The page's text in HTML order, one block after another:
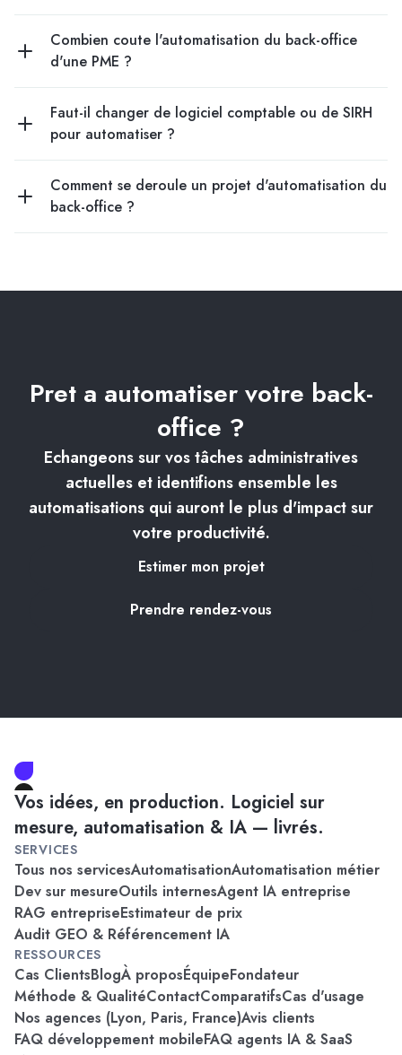
Combien coute l'automatisation du back-office
d'une PME ?
Faut-il changer de logiciel comptable ou de SIRH
pour automatiser ?
Comment se deroule un projet d'automatisation du
back-office ?
Pret a automatiser votre back-
office ?
Echangeons sur vos tâches administratives
actuelles et identifions ensemble les
automatisations qui auront le plus d'impact sur
votre productivité.
Estimer mon projet
Prendre rendez-vous
Vos idées, en production. Logiciel sur
mesure, automatisation & IA — livrés.
SERVICES
Tous nos servicesAutomatisationAutomatisation métier
Dev sur mesureOutils internesAgent IA entreprise
RAG entrepriseEstimateur de prix
Audit GEO & Référencement IA
RESSOURCES
Cas ClientsBlogÀ proposÉquipeFondateur
Méthode & QualitéContactComparatifsCas d'usage
Nos agences (Lyon, Paris, France)Avis clients
FAQ développement mobileFAQ agents IA & SaaS